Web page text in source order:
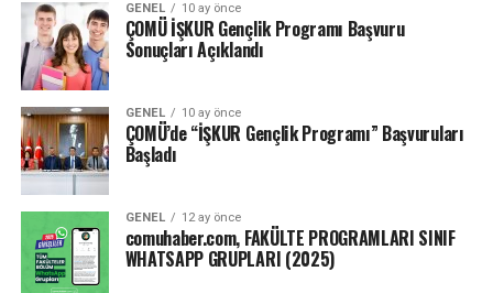
GENEL 10 ay önce
ÇOMÜ İŞKUR Gençlik Programı Başvuru
Sonuçları Açıklandı
GENEL 10 ay önce
ÇOMÜ’de “İŞKUR Gençlik Programı” Başvuruları
Başladı
GENEL 12 ay önce
comuhaber.com, FAKÜLTE PROGRAMLARI SINIF
WHATSAPP GRUPLARI (2025)